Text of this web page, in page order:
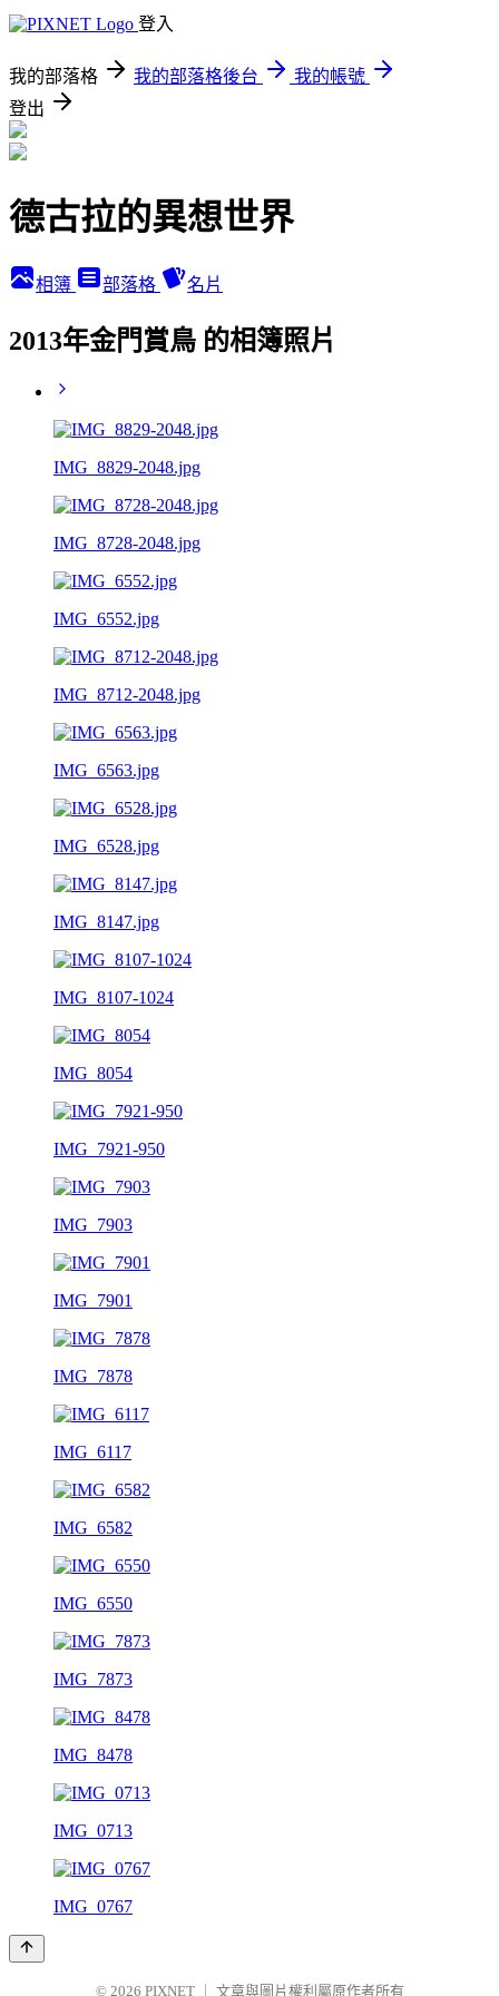
登入
我的部落格 我的部落格後台
我的帳號
登出
德古拉的異想世界
相簿 部落格 名片
2013年金門賞鳥 的相簿照片
IMG_8829-2048.jpg
IMG_8728-2048.jpg
IMG_6552.jpg
IMG_8712-2048.jpg
IMG_6563.jpg
IMG_6528.jpg
IMG_8147.jpg
IMG_8107-1024
IMG_8054
IMG_7921-950
IMG_7903
IMG_7901
IMG_7878
IMG_6117
IMG_6582
IMG_6550
IMG_7873
IMG_8478
IMG_0713
IMG_0767
© 2026 PIXNET 文章與圖片權利屬原作者所有